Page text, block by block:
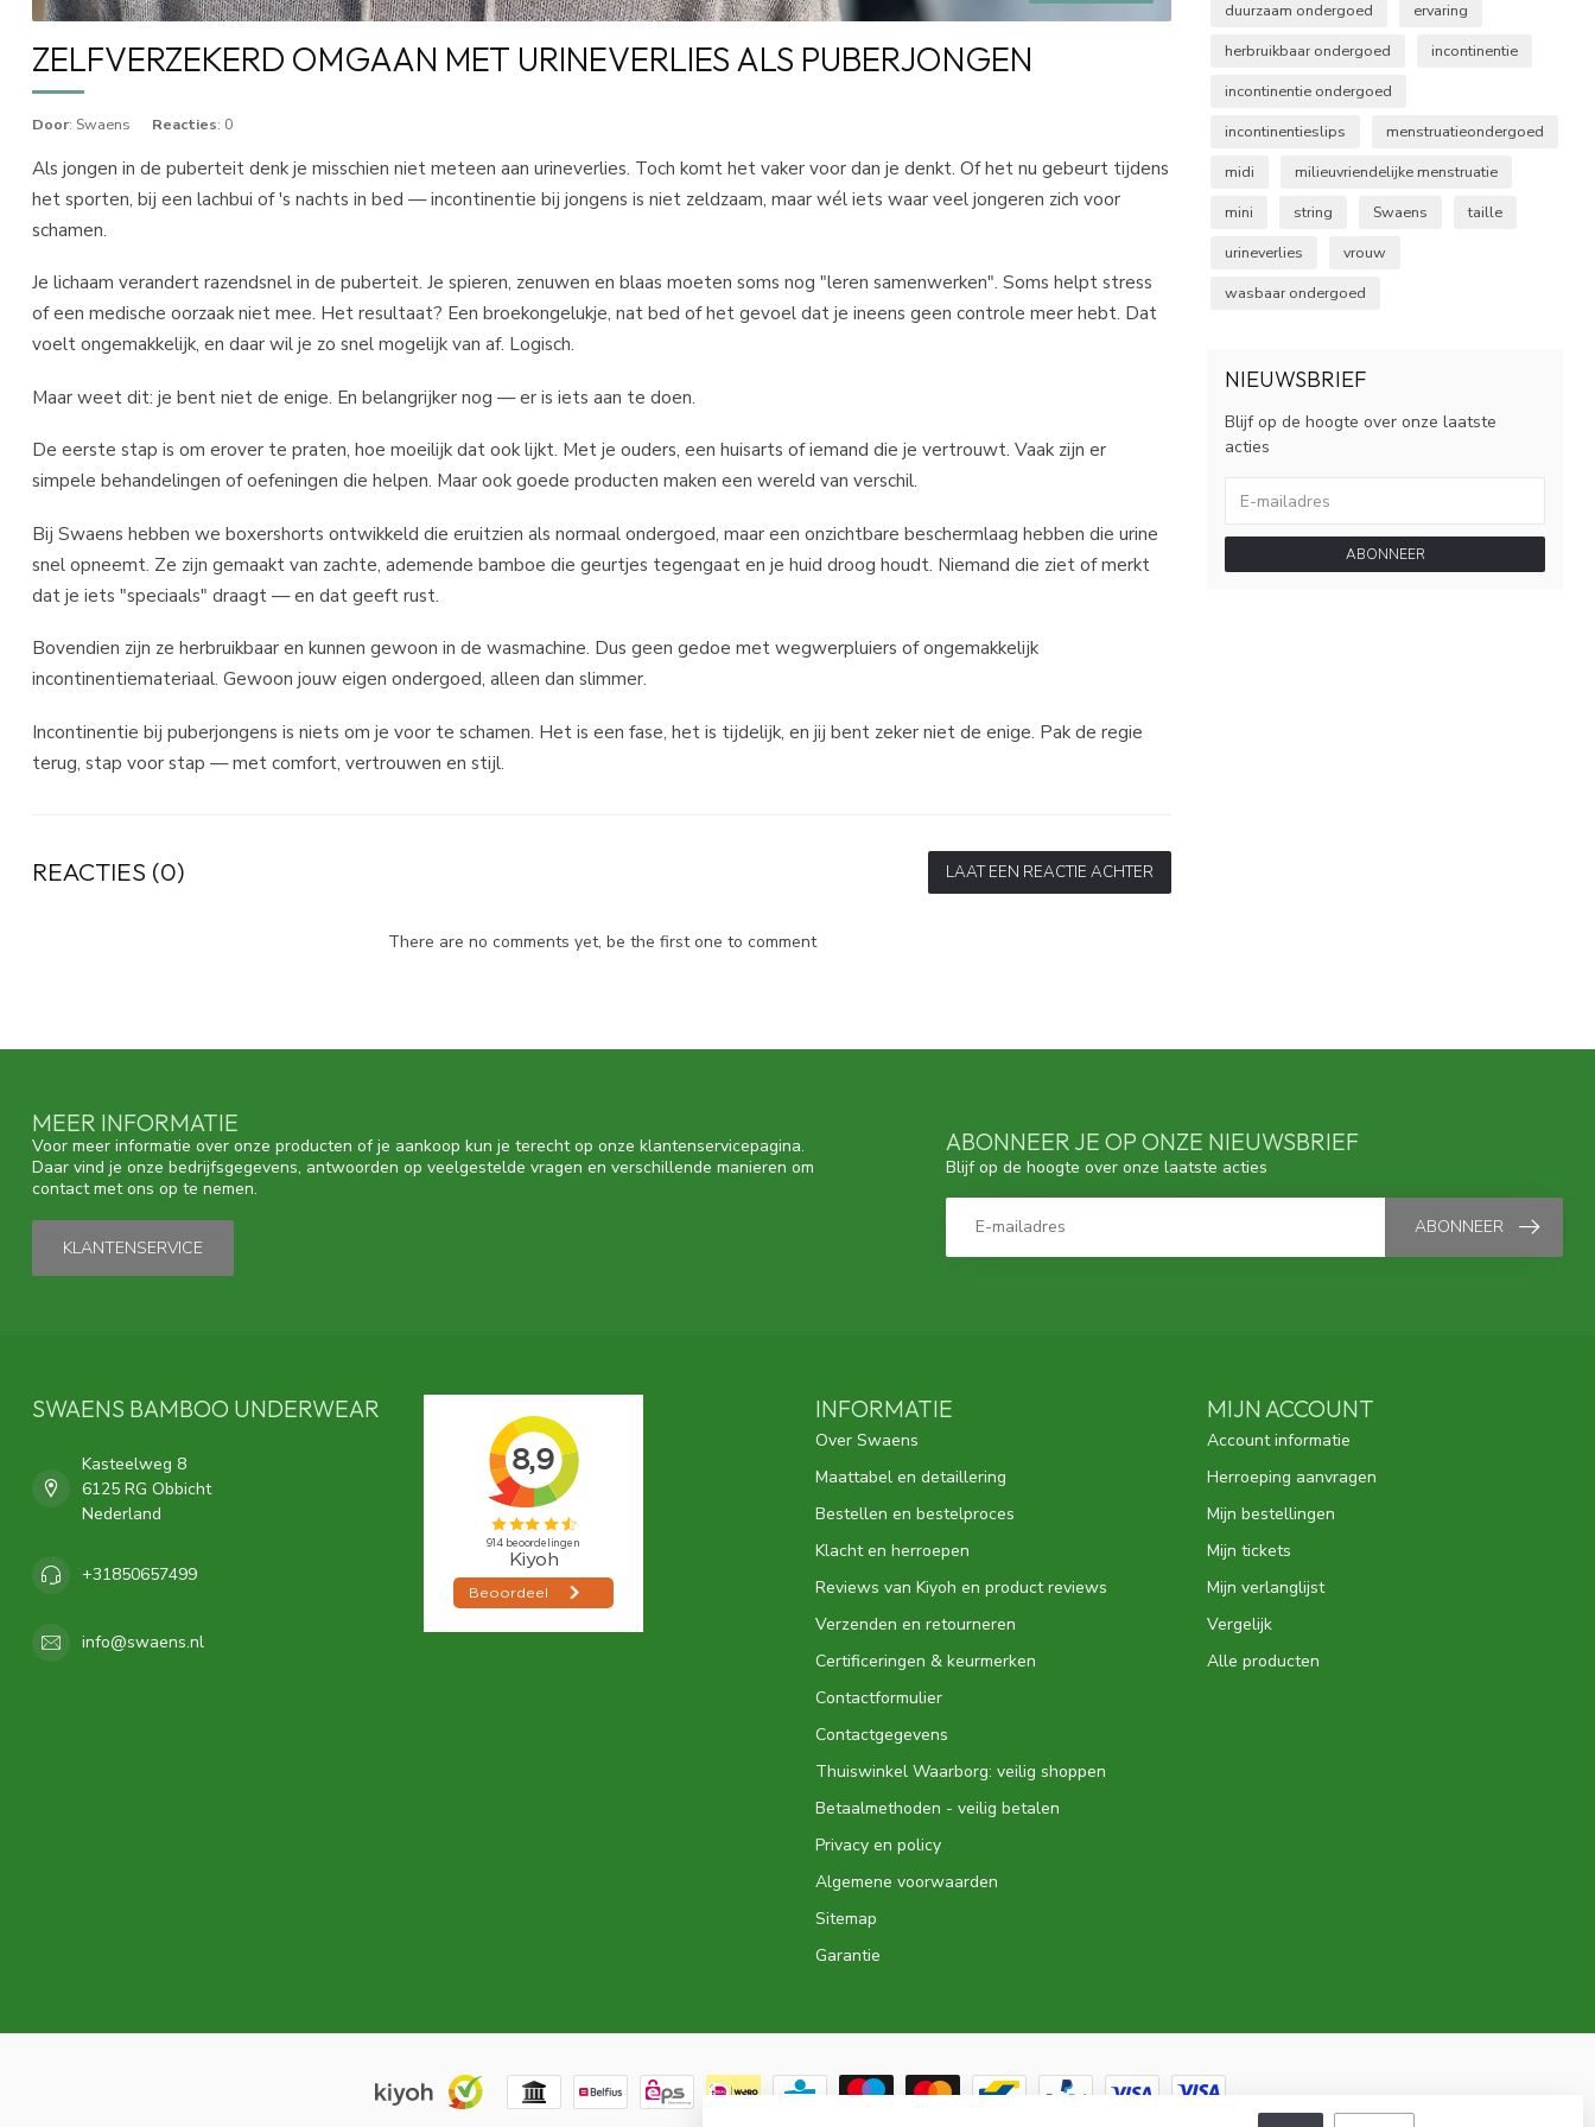
ZELFVERZEKERD OMGAAN MET URINEVERLIES ALS PUBERJONGEN
Door: Swaens Reacties: 0
Als jongen in de puberteit denk je misschien niet meteen aan urineverlies. Toch komt het vaker voor dan je denkt. Of het nu gebeurt tijdens
het sporten, bij een lachbui of 's nachts in bed — incontinentie bij jongens is niet zeldzaam, maar wél iets waar veel jongeren zich voor
schamen.
Je lichaam verandert razendsnel in de puberteit. Je spieren, zenuwen en blaas moeten soms nog "leren samenwerken". Soms helpt stress
of een medische oorzaak niet mee. Het resultaat? Een broekongelukje, nat bed of het gevoel dat je ineens geen controle meer hebt. Dat
voelt ongemakkelijk, en daar wil je zo snel mogelijk van af. Logisch.
Maar weet dit: je bent niet de enige. En belangrijker nog — er is iets aan te doen.
De eerste stap is om erover te praten, hoe moeilijk dat ook lijkt. Met je ouders, een huisarts of iemand die je vertrouwt. Vaak zijn er
simpele behandelingen of oefeningen die helpen. Maar ook goede producten maken een wereld van verschil.
Bij Swaens hebben we boxershorts ontwikkeld die eruitzien als normaal ondergoed, maar een onzichtbare beschermlaag hebben die urine
snel opneemt. Ze zijn gemaakt van zachte, ademende bamboe die geurtjes tegengaat en je huid droog houdt. Niemand die ziet of merkt
dat je iets "speciaals" draagt — en dat geeft rust.
Bovendien zijn ze herbruikbaar en kunnen gewoon in de wasmachine. Dus geen gedoe met wegwerpluiers of ongemakkelijk
incontinentiemateriaal. Gewoon jouw eigen ondergoed, alleen dan slimmer.
Incontinentie bij puberjongens is niets om je voor te schamen. Het is een fase, het is tijdelijk, en jij bent zeker niet de enige. Pak de regie
terug, stap voor stap — met comfort, vertrouwen en stijl.
REACTIES (0) LAAT EEN REACTIE ACHTER
There are no comments yet, be the first one to comment
duurzaam ondergoed
ervaring
herbruikbaar ondergoed
incontinentie
incontinentie ondergoed
incontinentieslips
menstruatieondergoed
midi
milieuvriendelijke menstruatie
mini
string Swaens
taille
urineverlies
vrouw
wasbaar ondergoed
NIEUWSBRIEF
Blijf op de hoogte over onze laatste
acties
ABONNEER
MEER INFORMATIE
Voor meer informatie over onze producten of je aankoop kun je terecht op onze klantenservicepagina.
Daar vind je onze bedrijfsgegevens, antwoorden op veelgestelde vragen en verschillende manieren om
contact met ons op te nemen.
KLANTENSERVICE
ABONNEER JE OP ONZE NIEUWSBRIEF
Blijf op de hoogte over onze laatste acties
ABONNEER
SWAENS BAMBOO UNDERWEAR
Kasteelweg 8
6125 RG Obbicht
Nederland
+31850657499
info@swaens.nl
INFORMATIE
Over Swaens
Maattabel en detaillering
Bestellen en bestelproces
Klacht en herroepen
Reviews van Kiyoh en product reviews
Verzenden en retourneren
Certificeringen & keurmerken
Contactformulier
Contactgegevens
Thuiswinkel Waarborg: veilig shoppen
Betaalmethoden - veilig betalen
Privacy en policy
Algemene voorwaarden
Sitemap
Garantie
MIJN ACCOUNT
Account informatie
Herroeping aanvragen
Mijn bestellingen
Mijn tickets
Mijn verlanglijst
Vergelijk
Alle producten